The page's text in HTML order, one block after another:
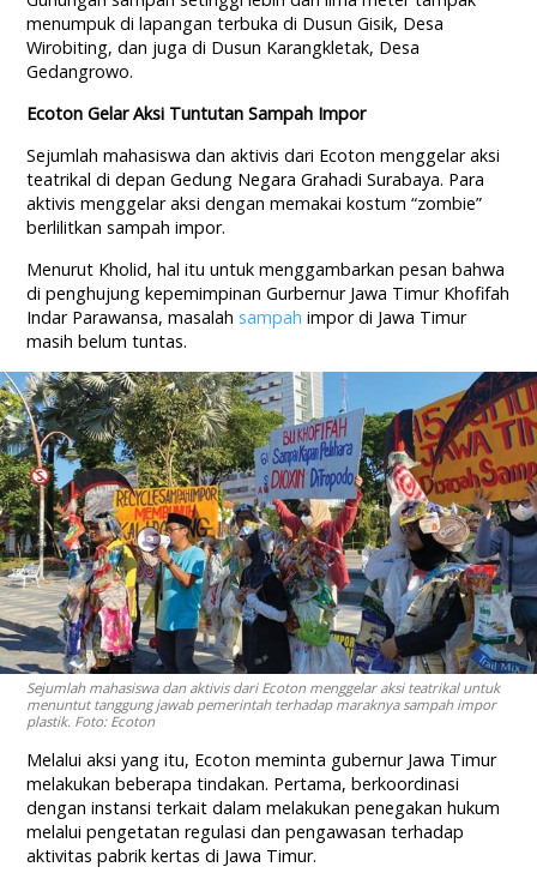
menumpuk di lapangan terbuka di Dusun Gisik, Desa
Wirobiting, dan juga di Dusun Karangkletak, Desa
Gedangrowo.
Ecoton Gelar Aksi Tuntutan Sampah Impor
Sejumlah mahasiswa dan aktivis dari Ecoton menggelar aksi
teatrikal di depan Gedung Negara Grahadi Surabaya. Para
aktivis menggelar aksi dengan memakai kostum “zombie”
berlilitkan sampah impor.
Menurut Kholid, hal itu untuk menggambarkan pesan bahwa
di penghujung kepemimpinan Gurbernur Jawa Timur Khofifah
Indar Parawansa, masalah sampah impor di Jawa Timur
masih belum tuntas.
Sejumlah mahasiswa dan aktivis dari Ecoton menggelar aksi teatrikal untuk
menuntut tanggung jawab pemerintah terhadap maraknya sampah impor
plastik. Foto: Ecoton
Melalui aksi yang itu, Ecoton meminta gubernur Jawa Timur
melakukan beberapa tindakan. Pertama, berkoordinasi
dengan instansi terkait dalam melakukan penegakan hukum
melalui pengetatan regulasi dan pengawasan terhadap
aktivitas pabrik kertas di Jawa Timur.